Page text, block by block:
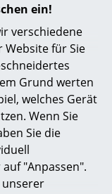
ein!
verschiedene
für Sie
Grund werten
welches Gerät
Wenn Sie
Sie die
"Anpassen".
Magis
- The Wild
Tisch, Schwarz
1.428,00 €
sofort lieferbar,